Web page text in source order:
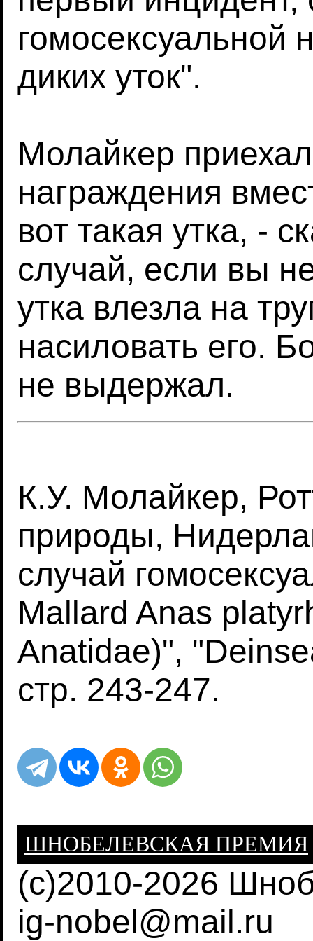
гомосексуальной
диких уток".
Молайкер
награждения
вот такая утка, -
случай, если вы
утка влезла на
насиловать его.
не выдержал.
К.У. Молайкер,
природы,
случай
Mallard Anas
Anatidae)",
стр. 243-247.
ШНОБЕЛЕВСКАЯ ПРЕМИЯ
(c)2010-2026
ig-nobel@mail.ru